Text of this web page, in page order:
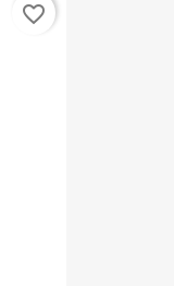
favorite_border